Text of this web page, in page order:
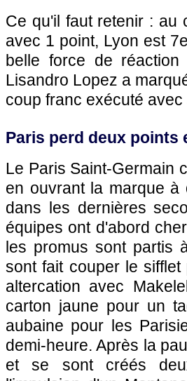
Ce qu'il faut retenir :
avec 1 point, Lyon est
belle force de
Lisandro Lopez a
coup franc exécuté avec
Paris perd deux points
Le Paris Saint-Germain
en ouvrant la marque à
dans les dernières
équipes ont d'abord
les promus sont partis
sont fait couper le
altercation avec
carton jaune pour un
aubaine pour les
demi-heure. Après la
et se sont créés